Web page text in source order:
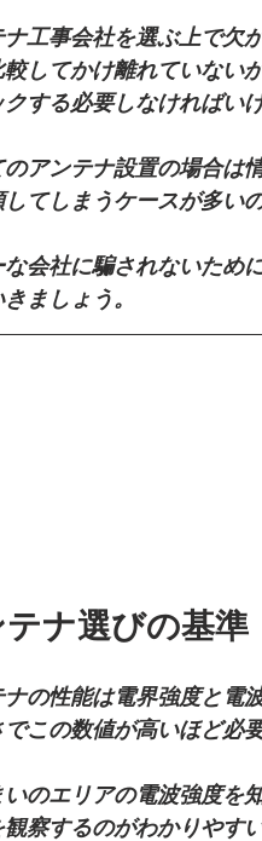
会社を選ぶ上で欠かせ
較してかけ離れていない
する必要しなければい
テナ設置の場合は情報
てしまうケースが多い
に騙されないためにも
ましょう。
選びの基準
能は電界強度と電波利
この数値が高いほど必
リアの電波強度を知る
察するのがわかりやす